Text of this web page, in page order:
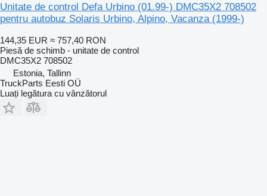
Unitate de control Defa Urbino (01.99-) DMC35X2 708502
pentru autobuz Solaris Urbino, Alpino, Vacanza (1999-)
144,35 EUR ≈ 757,40 RON
Piesă de schimb - unitate de control
DMC35X2 708502
Estonia, Tallinn
TruckParts Eesti OÜ
Luați legătura cu vânzătorul